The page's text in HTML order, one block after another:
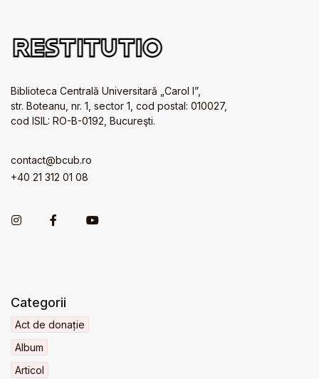
Biblioteca Centrală Universitară „Carol I”,
str. Boteanu, nr. 1, sector 1, cod postal: 010027,
cod ISIL: RO-B-0192, Bucureşti.
contact@bcub.ro
+40 21 312 01 08
Categorii
Act de donație
Album
Articol